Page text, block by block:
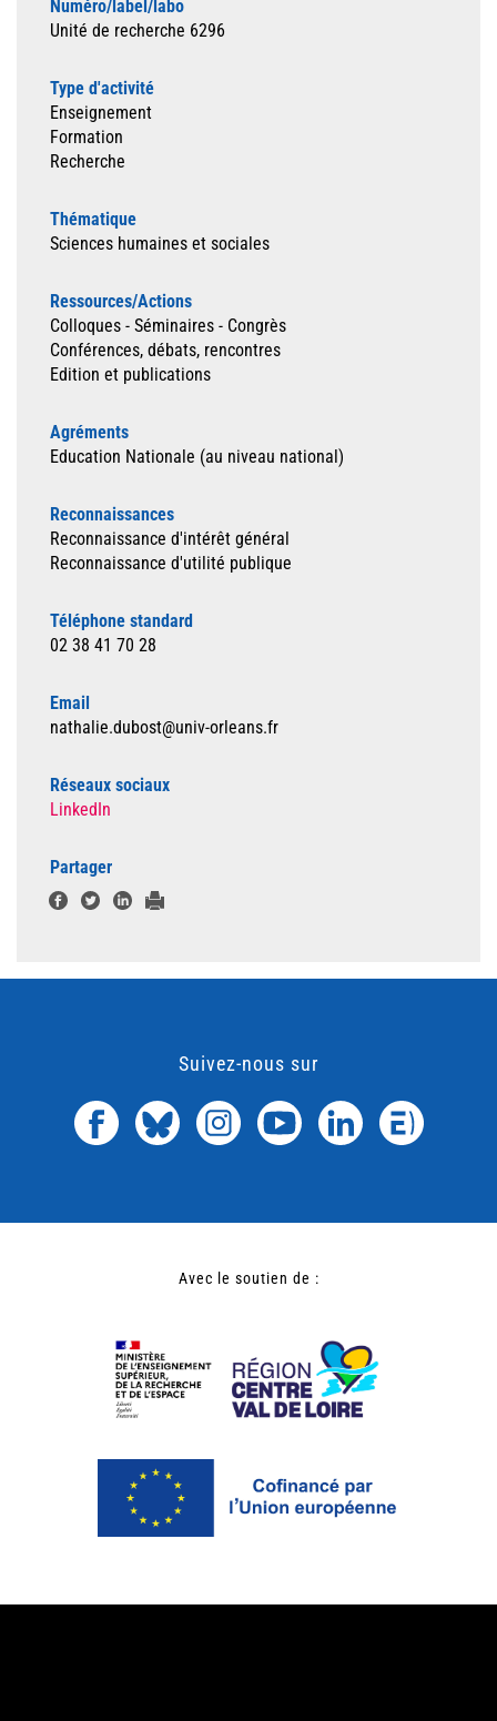
Numéro/label/labo
Unité de recherche 6296
Type d'activité
Enseignement
Formation
Recherche
Thématique
Sciences humaines et sociales
Ressources/Actions
Colloques - Séminaires - Congrès
Conférences, débats, rencontres
Edition et publications
Agréments
Education Nationale (au niveau national)
Reconnaissances
Reconnaissance d'intérêt général
Reconnaissance d'utilité publique
Téléphone standard
02 38 41 70 28
Email
nathalie.dubost@univ-orleans.fr
Réseaux sociaux
LinkedIn
Partager
Suivez-nous sur
Avec le soutien de :